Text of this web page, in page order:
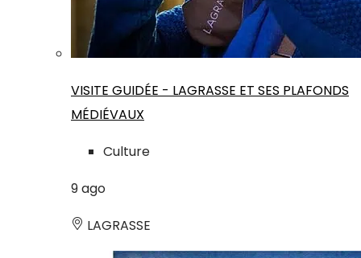
VISITE GUIDÉE - LAGRASSE ET SES PLAFONDS
MÉDIÉVAUX
Culture
9ago
LAGRASSE